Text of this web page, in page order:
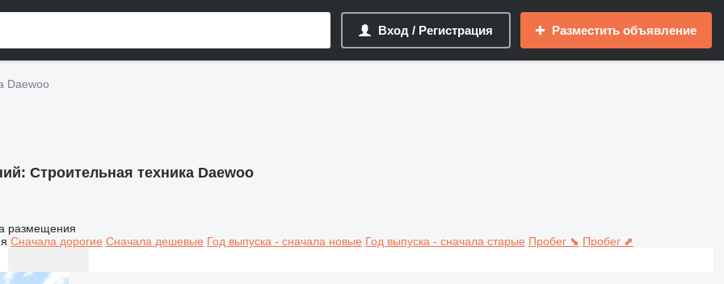
Вход / Регистрация Разместить объявление
Daewoo
Строительная техника Daewoo
размещения
Сначала дорогие Сначала дешевые Год выпуска - сначала новые Год выпуска - сначала старые Пробег ⬊ Пробег ⬈